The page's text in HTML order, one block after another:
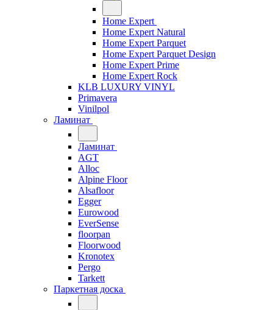
Home Expert
Home Expert Natural
Home Expert Parquet
Home Expert Parquet Design
Home Expert Prime
Home Expert Rock
KLB LUXURY VINYL
Primavera
Vinilpol
Ламинат
Ламинат
AGT
Alloc
Alpine Floor
Alsafloor
Egger
Eurowood
EverSense
floorpan
Floorwood
Kronotex
Pergo
Tarkett
Паркетная доска